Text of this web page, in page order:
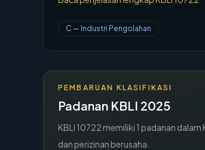
C — Industri Pengolahan
PEMBARUAN KLASIFIKASI
Padanan KBLI 2025
KBLI 10722 memiliki 1 padanan dalam
dan perizinan berusaha.